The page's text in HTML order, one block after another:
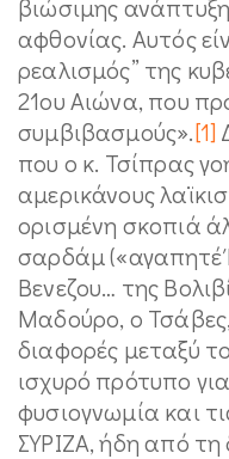
βιώσιμης
αφθονίας. Αυτός
ρεαλισμός” της
21ου Αιώνα, που
συμβιβασμούς».[1]
που ο κ. Τσίπρας
αμερικάνους
ορισμένη σκοπιά
σαρδάμ («αγαπητέ
Βενεζου… της
Μαδούρο, ο
διαφορές μεταξύ
ισχυρό πρότυπο
φυσιογνωμία και
ΣΥΡΙΖΑ, ήδη από τη